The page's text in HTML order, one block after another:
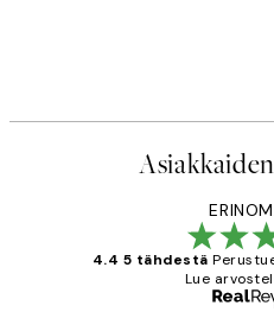
4.4 5 tähdestä
Lue